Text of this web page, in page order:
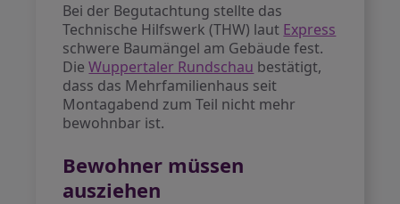
Bei der Begutachtung stellte das
Technische Hilfswerk (THW) laut Express
schwere Baumängel am Gebäude fest.
DieWuppertaler Rundschau bestätigt,
dass das Mehrfamilienhaus seit
Montagabend zum Teil nicht mehr
bewohnbar ist.
Bewohner müssen
ausziehen